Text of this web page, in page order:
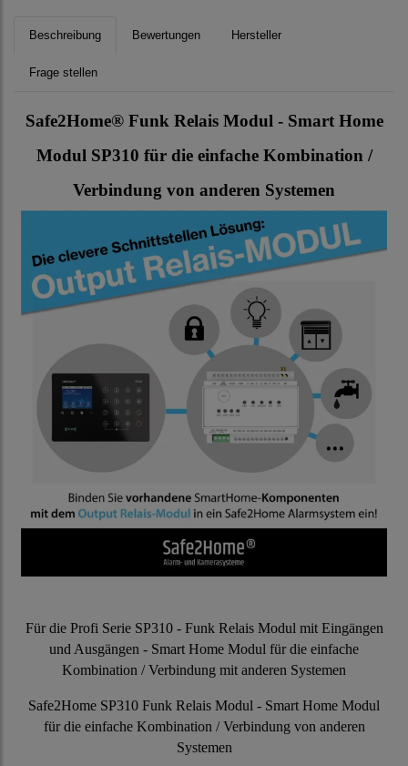
Beschreibung Bewertungen Hersteller
Frage stellen
Safe2Home® Funk Relais Modul - Smart Home
Modul SP310 für die einfache Kombination /
Verbindung von anderen Systemen
Für die Profi Serie SP310 - Funk Relais Modul mit Eingängen
und Ausgängen - Smart Home Modul für die einfache
Kombination / Verbindung mit anderen Systemen
Safe2Home SP310 Funk Relais Modul - Smart Home Modul
für die einfache Kombination / Verbindung von anderen
Systemen